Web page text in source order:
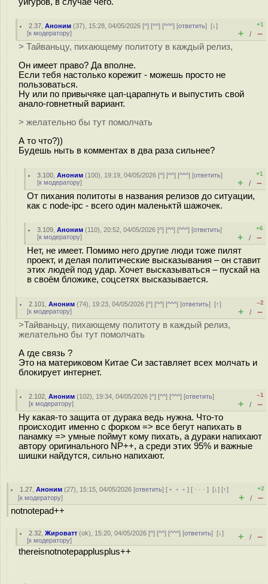
2.37 ,Аноним (37), 15:28, 04/05/2026 [^] [^^] [^^^] [ответить][↓]
[к модератору]
+1
+ / –
> Тайваньцу, пихающему политоту в каждый релиз,
Он имеет право? Да вполне.
Если тебя настолько корежит - можешь просто не
пользоваться.
Ну или по привычяке цап-царапнуть и выпустить свой
анало-говнетный вариант.
> желательно бы тут помолчать
А то что?))
Будешь ныть в комментах в два раза сильнее?
3.100 ,Аноним (100), 19:19, 04/05/2026 [^] [^^] [^^^] [ответить]
[к модератору]
+1
+ / –
От пихания политоты в названия релизов до ситуации,
как с node-ipc - всего один маленьктй шажочек.
3.109 ,Аноним (110), 20:52, 04/05/2026 [^] [^^] [^^^] [ответить]
[к модератору]
+6
+ / –
Нет, не имеет. Помимо него другие люди тоже пилят
проект, и делая политические высказывания – он ставит
этих людей под удар. Хочет высказываться – пускай на
в своём бложике, соцсетях высказывается.
2.101 ,Аноним (74), 19:23, 04/05/2026 [^] [^^] [^^^] [ответить][↑]
[к модератору]
–2
+ / –
>Тайваньцу, пихающему политоту в каждый релиз,
желательно бы тут помолчать
А где связь ?
Это на материковом Китае Си заставляет всех молчать и
блокирует интернет.
2.102 ,Аноним (102), 19:34, 04/05/2026 [^] [^^] [^^^] [ответить]
[к модератору]
–1
+ / –
Ну какая-то защита от дурака ведь нужна. Что-то
происходит именно с форком => все бегут напихать в
панамку => умные поймут кому пихать, а дураки напихают
автору оригинального NP++, а среди этих 95% и важные
шишки найдутся, сильно напихают.
1.27 ,Аноним (27), 15:15, 04/05/2026 [ответить] [ ﹢﹢﹢] [ · · ·][↓] [↑]
[к модератору]
+2
+ / –
notnotepad++
2.32 ,Жироватт (ok), 15:20, 04/05/2026 [^] [^^] [^^^] [ответить][↓]
[к модератору] + / –
thereisnotnotepapplusplus++